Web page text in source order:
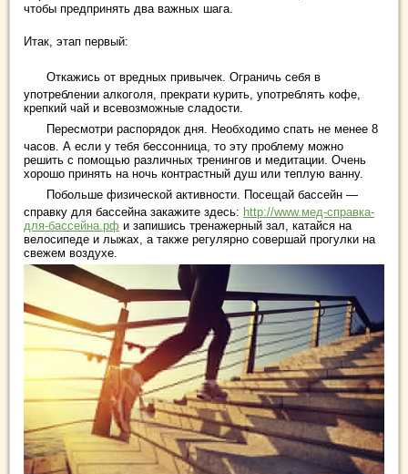
чтобы предпринять два важных шага.
Итак, этап первый:
Откажись от вредных привычек. Ограничь себя в
употреблении алкоголя, прекрати курить, употреблять кофе,
крепкий чай и всевозможные сладости.
Пересмотри распорядок дня. Необходимо спать не менее 8
часов. А если у тебя бессонница, то эту проблему можно
решить с помощью различных тренингов и медитации. Очень
хорошо принять на ночь контрастный душ или теплую ванну.
Побольше физической активности. Посещай бассейн —
справку для бассейна закажите здесь: http://www.мед-справка-
для-бассейна.рф и запишись тренажерный зал, катайся на
велосипеде и лыжах, а также регулярно совершай прогулки на
свежем воздухе.